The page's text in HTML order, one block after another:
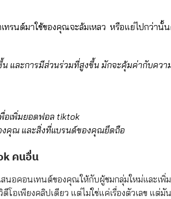
ทรนด์มาใช้ของคุณจะล้มเหลว หรือแย่ไปกว่านั้
และการมีส่วนร่วมที่สูงขึ้นมักจะคุ้มค่ากับควา
พื่อเพิ่มยอดฟอล tiktok
งคุณและสิ่งที่แบรนด์ของคุณยึดถือ
คนอื่น
สนอคอนเทนต์ของคุณให้กับผู้ชมกลุ่มใหม่และเพิ่
โอเพียงคลิปเดียว แต่ไม่ใช่แค่เรื่องตัวเลข แต่มั